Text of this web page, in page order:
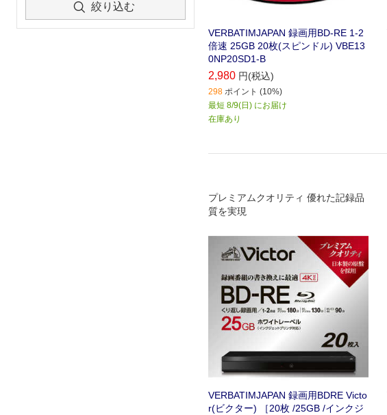
絞り込む
VERBATIMJAPAN 録画用BD-RE 1-2
倍速 25GB 20枚(スピンドル) VBE13
0NP20SD1-B
2,980 円(税込)
298 ポイント (10%)
最短 8/9(日) にお届け
在庫あり
プレミアムクオリティ 優れた記録品
質を実現
VERBATIMJAPAN 録画用BDRE Victo
r(ビクター) ［20枚 /25GB /インクジ